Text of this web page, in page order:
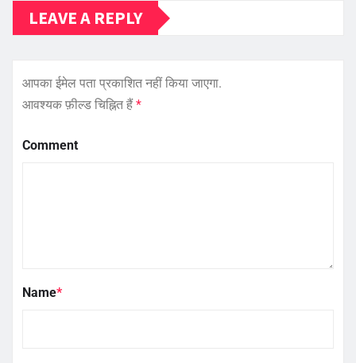
LEAVE A REPLY
आपका ईमेल पता प्रकाशित नहीं किया जाएगा.
आवश्यक फ़ील्ड चिह्नित हैं *
Comment
Name*